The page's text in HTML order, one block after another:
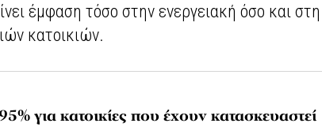
έμφαση τόσο στην ενεργειακή όσο και στη
κατοικιών.
για κατοικίες που έχουν κατασκευαστεί